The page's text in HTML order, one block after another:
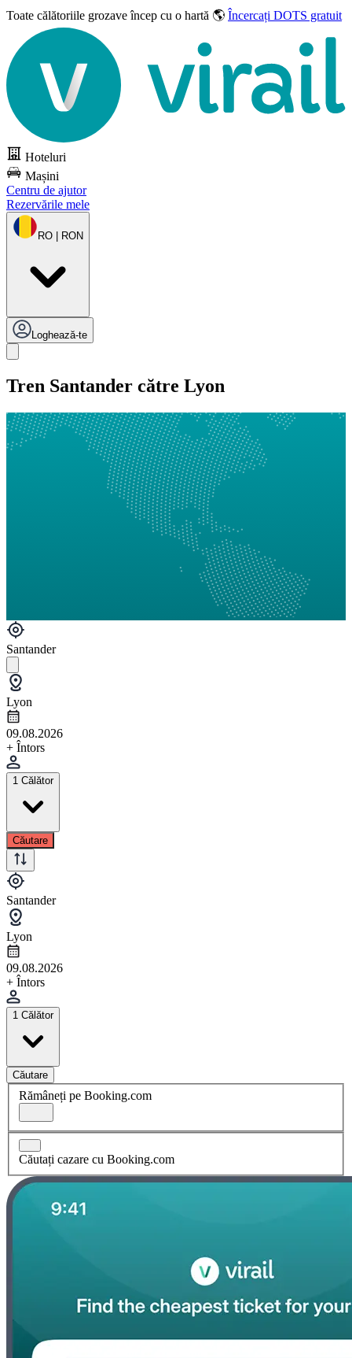
Toate călătoriile grozaveîncep cu o hartă 🌎 Încercați DOTS gratuit
Hoteluri
Mașini
Centru de ajutor
Rezervările mele
RO | RON
Loghează-te
Tren Santander către Lyon
Santander
Lyon
09.08.2026
+ Întors
1 Călător
Căutare
Santander
Lyon
09.08.2026
+ Întors
1 Călător
Căutare
Rămâneți pe Booking.com
Căutați cazare cu Booking.com